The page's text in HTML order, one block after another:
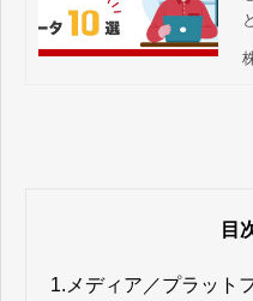
目
1. メディア／プラット